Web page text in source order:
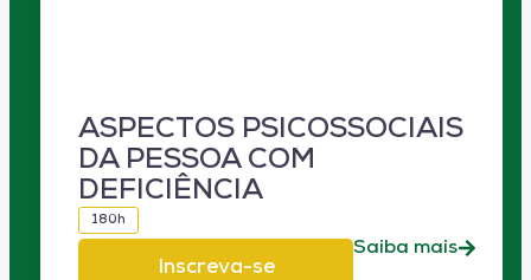
ASPECTOS PSICOSSOCIAIS
DA PESSOA COM
DEFICIÊNCIA
180h
Inscreva-se
Saiba mais